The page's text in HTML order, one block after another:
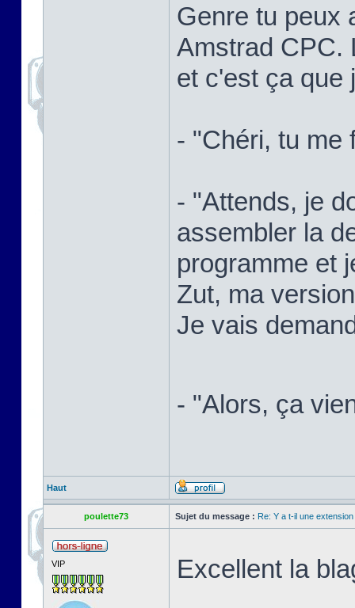
Genre tu peux
Amstrad CPC.
et c'est ça que
- "Chéri, tu me
- "Attends, je
assembler la
programme et
Zut, ma
Je vais
- "Alors, ça
Haut
poulette73 Sujet du message : Re: Y a t-il une
VIP Excellent la